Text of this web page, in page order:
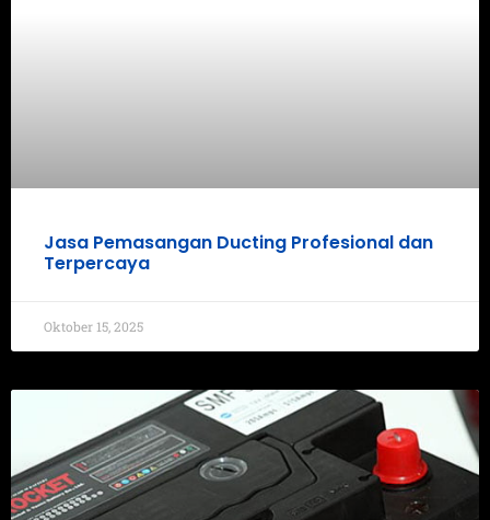
Jasa Pemasangan Ducting Profesional dan
Terpercaya
Oktober 15, 2025